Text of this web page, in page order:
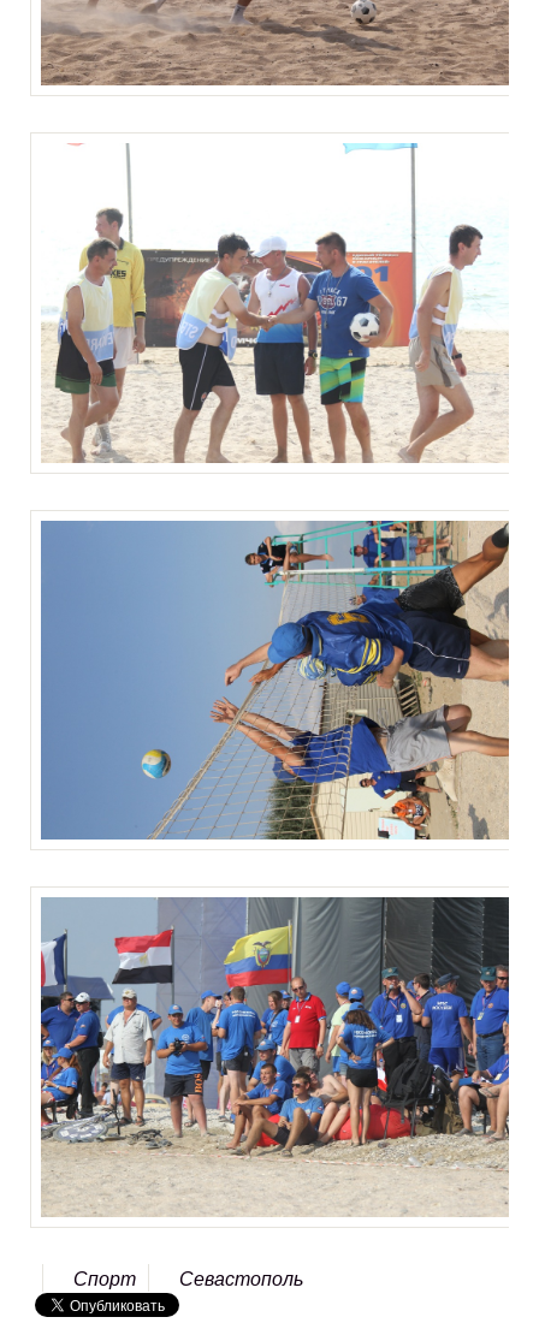
Спорт Севастополь